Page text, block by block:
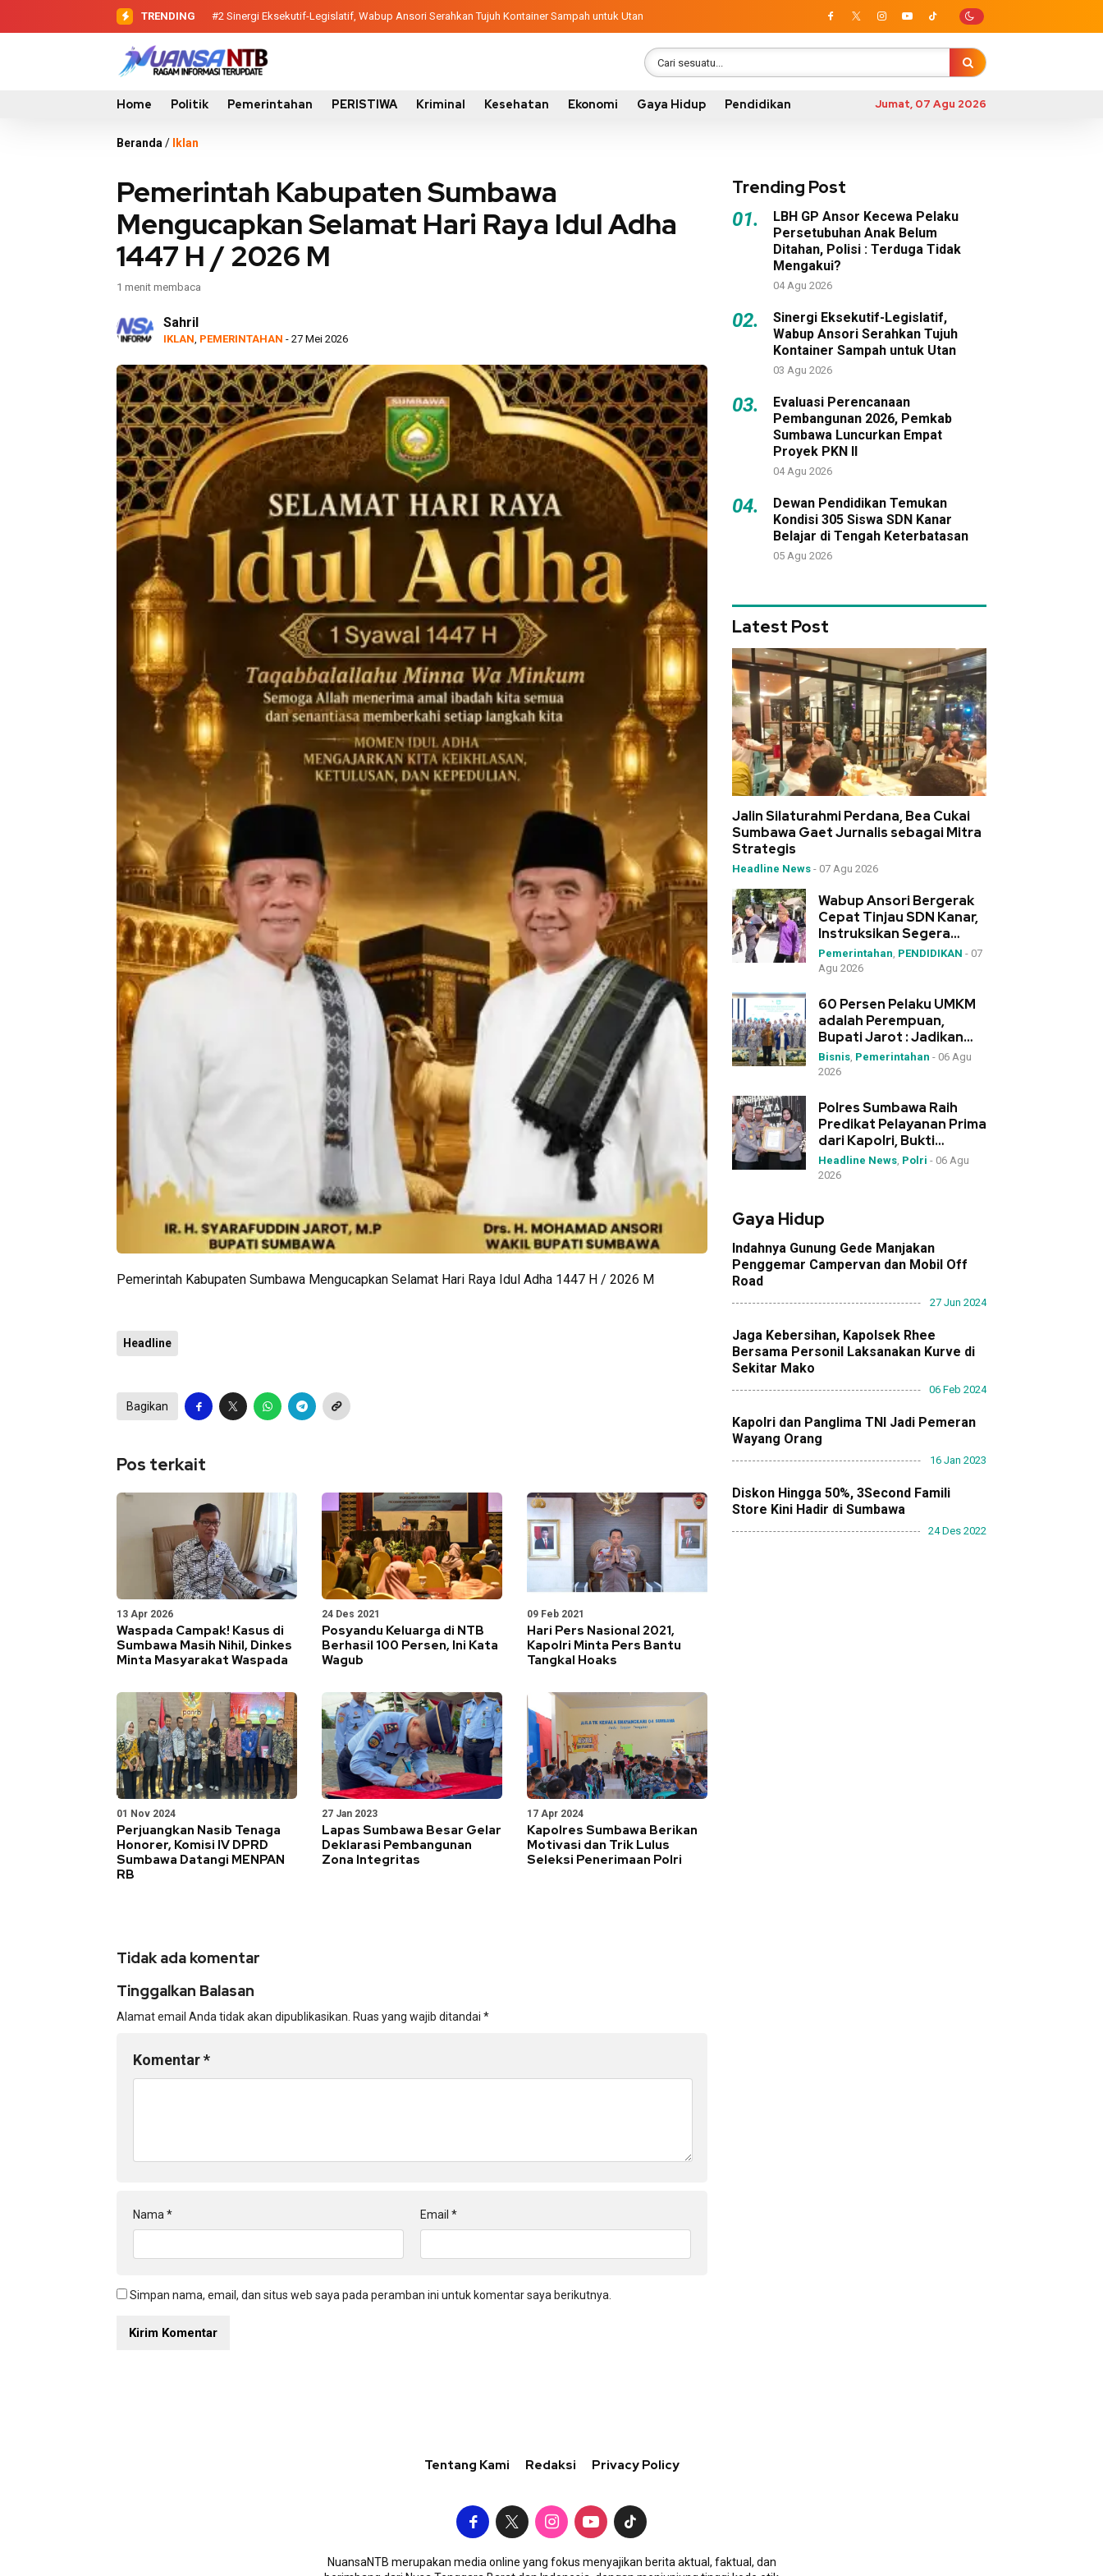
TRENDING #2 Sinergi Eksekutif-Legislatif, Wabup Ansori Serahkan Tujuh Kontainer Sampah untuk Utan
#3 Evaluasi Perencanaan Pembangunan 2026, Pemkab Sumbawa Luncurkan Empat Proyek PKN II
Home Politik Pemerintahan PERISTIWA Kriminal Kesehatan Ekonomi Gaya Hidup Pendidikan Jumat, 07 Agu 2026
Beranda / Iklan
Pemerintah Kabupaten Sumbawa
Mengucapkan Selamat Hari Raya Idul Adha
1447 H / 2026 M
1 menit membaca
Sahril
IKLAN PEMERINTAHAN - 27 Mei 2026
Pemerintah Kabupaten Sumbawa Mengucapkan Selamat Hari Raya Idul Adha 1447 H / 2026 M
Headline
Bagikan
Pos terkait
13 Apr 2026
Waspada Campak! Kasus di
Sumbawa Masih Nihil, Dinkes
Minta Masyarakat Waspada
24 Des 2021
Posyandu Keluarga di NTB
Berhasil 100 Persen, Ini Kata
Wagub
09 Feb 2021
Hari Pers Nasional 2021,
Kapolri Minta Pers Bantu
Tangkal Hoaks
01 Nov 2024
Perjuangkan Nasib Tenaga
Honorer, Komisi IV DPRD
Sumbawa Datangi MENPAN
RB
27 Jan 2023
Lapas Sumbawa Besar Gelar
Deklarasi Pembangunan
Zona Integritas
17 Apr 2024
Kapolres Sumbawa Berikan
Motivasi dan Trik Lulus
Seleksi Penerimaan Polri
Tidak ada komentar
Tinggalkan Balasan
Alamat email Anda tidak akan dipublikasikan. Ruas yang wajib ditandai *
Komentar*
Nama * Email *
Simpan nama, email, dan situs web saya pada peramban ini untuk komentar saya berikutnya.
Trending Post
01.
LBH GP Ansor Kecewa Pelaku
Persetubuhan Anak Belum
Ditahan, Polisi : Terduga Tidak
Mengakui?
04 Agu 2026
02.
Sinergi Eksekutif-Legislatif,
Wabup Ansori Serahkan Tujuh
Kontainer Sampah untuk Utan
03 Agu 2026
03.
Evaluasi Perencanaan
Pembangunan 2026, Pemkab
Sumbawa Luncurkan Empat
Proyek PKN II
04 Agu 2026
04.
Dewan Pendidikan Temukan
Kondisi 305 Siswa SDN Kanar
Belajar di Tengah Keterbatasan
05 Agu 2026
Latest Post
Jalin Silaturahmi Perdana, Bea Cukai
Sumbawa Gaet Jurnalis sebagai Mitra
Strategis
Headline News - 07 Agu 2026
Wabup Ansori Bergerak
Cepat Tinjau SDN Kanar,
Instruksikan Segera
Pengadaan Meja-Kursi
Pemerintahan, PENDIDIKAN - 07
Agu 2026
60 Persen Pelaku UMKM
adalah Perempuan,
Bupati Jarot : Jadikan
IWAPI Rumah Kolaborasi
Bisnis, Pemerintahan - 06 Agu
2026
Polres Sumbawa Raih
Predikat Pelayanan Prima
dari Kapolri, Bukti
Dedikasi Tinggi di
Rakernis Polda NTB
Headline News, Polri - 06 Agu
2026
Gaya Hidup
Indahnya Gunung Gede Manjakan
Penggemar Campervan dan Mobil Off
Road
27 Jun 2024
Jaga Kebersihan, Kapolsek Rhee
Bersama Personil Laksanakan Kurve di
Sekitar Mako
06 Feb 2024
Kapolri dan Panglima TNI Jadi Pemeran
Wayang Orang
16 Jan 2023
Diskon Hingga 50%, 3Second Famili
Store Kini Hadir di Sumbawa
24 Des 2022
Tentang Kami Redaksi Privacy Policy
NuansaNTB merupakan media online yang fokus menyajikan berita aktual, faktual, dan